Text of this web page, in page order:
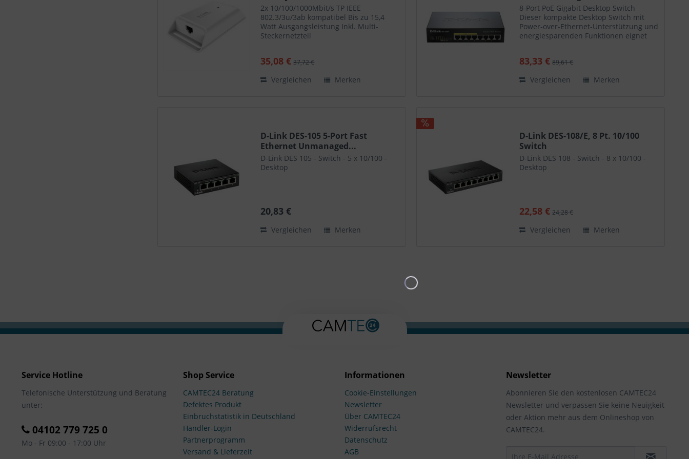
2x 10/100/1000Mbit/s TP IEEE
802.3/3u/3ab kompatibel Bis zu 15,4
Watt Ausgangsleistung Inkl. Multi-
Steckernetzteil
35,08 € 37,72 €
Vergleichen Merken
8-Port PoE Gigabit Desktop Switch
Dieser kompakte Desktop Switch mit
Power-over-Ethernet-Unterstützung und
energiesparenden Funktionen eignet
1008P verfügt über...
83,33 € 89,61 €
Vergleichen Merken
D-Link DES-105 5-Port Fast
Ethernet Unmanaged...
D-Link DES 105 - Switch - 5 x 10/100 -
Desktop
20,83 €
Vergleichen Merken
D-Link DES-108/E, 8 Pt. 10/100
Switch
D-Link DES 108 - Switch - 8 x 10/100 -
Desktop
22,58 € 24,28 €
Vergleichen Merken
Service Hotline
Telefonische Unterstützung und Beratung
unter:
04102 779 725 0
Mo - Fr 09:00 - 17:00 Uhr
Shop Service
CAMTEC24 Beratung
Defektes Produkt
Einbruchstatistik in Deutschland
Händler-Login
Partnerprogramm
Versand & Lieferzeit
Informationen
Cookie-Einstellungen
Newsletter
Über CAMTEC24
Widerrufsrecht
Datenschutz
AGB
Newsletter
Abonnieren Sie den kostenlosen CAMTEC24
Newsletter und verpassen Sie keine Neuigkeit
oder Aktion mehr aus dem Onlineshop von
CAMTEC24.